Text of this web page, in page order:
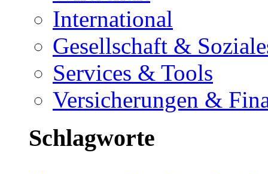
International
Gesellschaft &
Services & Tools
Versicherungen &
Schlagworte